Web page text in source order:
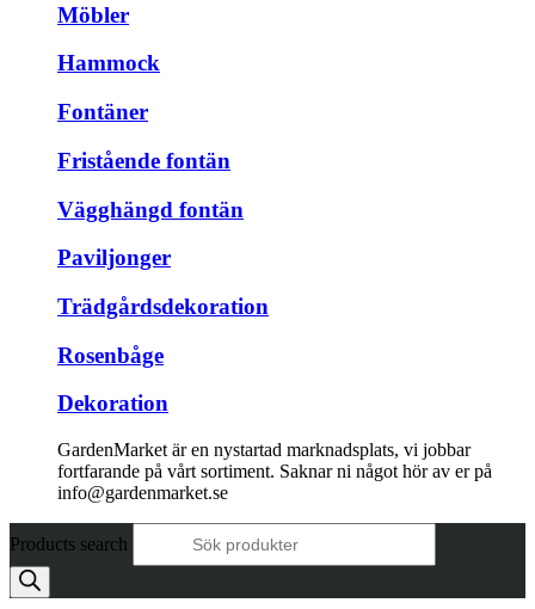
Möbler
Hammock
Fontäner
Fristående fontän
Vägghängd fontän
Paviljonger
Trädgårdsdekoration
Rosenbåge
Dekoration
GardenMarket är en nystartad marknadsplats, vi jobbar
fortfarande på vårt sortiment. Saknar ni något hör av er på
info@gardenmarket.se
Products search